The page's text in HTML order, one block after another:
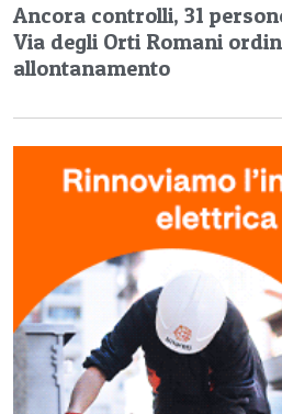
Ancora controlli, 31
Via degli Orti Romani
allontanamento